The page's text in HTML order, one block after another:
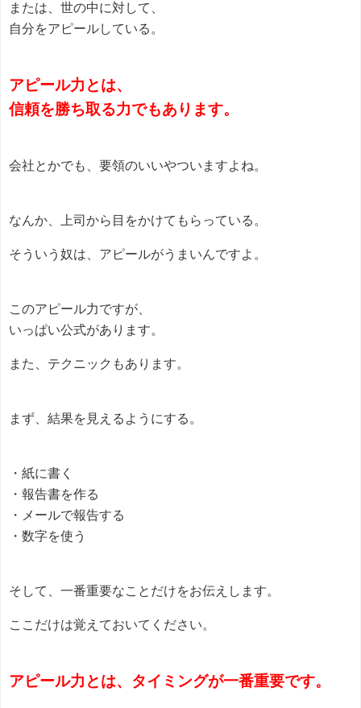
または、世の中に対して、
自分をアピールしている。
アピール力とは、
信頼を勝ち取る力でもあります。
会社とかでも、要領のいいやついますよね。
なんか、上司から目をかけてもらっている。
そういう奴は、アピールがうまいんですよ。
このアピール力ですが、
いっぱい公式があります。
また、テクニックもあります。
まず、結果を見えるようにする。
・紙に書く
・報告書を作る
・メールで報告する
・数字を使う
そして、一番重要なことだけをお伝えします。
ここだけは覚えておいてください。
アピール力とは、タイミングが一番重要です。